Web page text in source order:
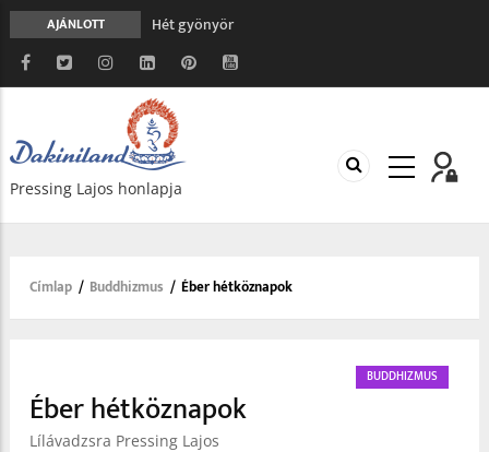
AJÁNLOTT
Hét gyönyör
Meghalni teljesen biztonságos
Minden más, mint aminek látszik
Vég nélküli leborulás
Pressing Lajos honlapja
Morzsa
Címlap / Buddhizmus / Éber hétköznapok
BUDDHIZMUS
Éber hétköznapok
Lílávadzsra Pressing Lajos